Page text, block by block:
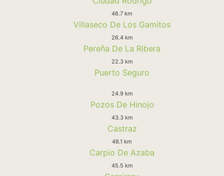
46.7 km
Villaseco De Los Gamitos
26.4 km
Pereña De La Ribera
22.3 km
Puerto Seguro
24.9 km
Pozos De Hinojo
43.3 km
Castraz
48.1 km
Carpio De Azaba
45.5 km